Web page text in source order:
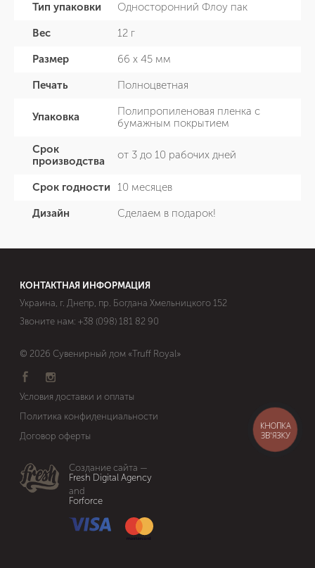
Тип упаковки Односторонний Флоу пак
Вес 12 г
Размер 66 х 45 мм
Печать Полноцветная
Упаковка
Полипропиленовая пленка c
бумажным покрытием
Срок
производства
от 3 до 10 рабочих дней
Срок годности 10 месяцев
Дизайн Сделаем в подарок!
КОНТАКТНАЯ ИНФОРМАЦИЯ
Украина, г. Днепр, пр. Богдана Хмельницкого 152
Звоните нам: +38 (098) 181 82 90
© 2026 Сувенирный дом «Truff Royal»
Условия доставки и оплаты
Политика конфиденциальности
Договор оферты
Cоздание сайта —
Fresh Digital Agency
and
Forforce
КНОПКА
ЗВ'ЯЗКУ